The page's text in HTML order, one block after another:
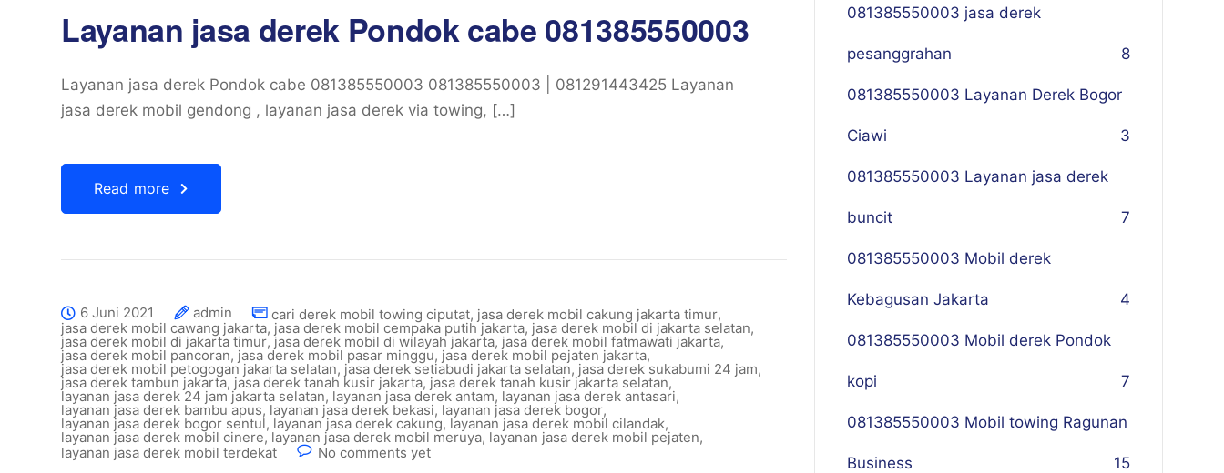
Layanan jasa derek Pondok cabe 081385550003
Layanan jasa derek Pondok cabe 081385550003 081385550003 | 081291443425 Layanan
jasa derek mobil gendong , layanan jasa derek via towing, […]
Read more
6 Juni 2021 admin cari derek mobil towing ciputat, jasa derek mobil cakung jakarta timur,
jasa derek mobil cawang jakarta, jasa derek mobil cempaka putih jakarta, jasa derek mobil di jakarta selatan,
jasa derek mobil di jakarta timur,jasa derek mobil di wilayah jakarta, jasa derek mobil fatmawati jakarta,
jasa derek mobil pancoran, jasa derek mobil pasar minggu, jasa derek mobil pejaten jakarta,
jasa derek mobil petogogan jakarta selatan, jasa derek setiabudi jakarta selatan, jasa derek sukabumi 24 jam,
jasa derek tambun jakarta, jasa derek tanah kusir jakarta, jasa derek tanah kusir jakarta selatan,
layanan jasa derek 24 jam jakarta selatan, layanan jasa derek antam, layanan jasa derek antasari,
layanan jasa derek bambu apus, layanan jasa derek bekasi, layanan jasa derek bogor,
layanan jasa derek bogor sentul, layanan jasa derek cakung, layanan jasa derek mobil cilandak,
layanan jasa derek mobil cinere, layanan jasa derek mobil meruya, layanan jasa derek mobil pejaten,
layanan jasa derek mobil terdekat
No comments yet
081385550003 jasa derek
pesanggrahan 8
081385550003 Layanan Derek Bogor
Ciawi 3
081385550003 Layanan jasa derek
buncit 7
081385550003 Mobil derek
Kebagusan Jakarta 4
081385550003 Mobil derek Pondok
kopi 7
081385550003 Mobil towing Ragunan
5
Business 1